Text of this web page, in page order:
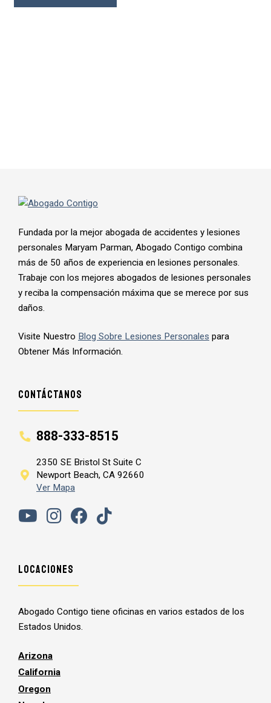
888-333-8515
Fundada por la mejor abogada de accidentes y lesiones
personales Maryam Parman, Abogado Contigo combina
más de 50 años de experiencia en lesiones personales.
Trabaje con los mejores abogados de lesiones personales
y reciba la compensación máxima que se merece por sus
daños.
Visite Nuestro Blog Sobre Lesiones Personales para
Obtener Más Información.
Contáctanos
888-333-8515
2350 SE Bristol St Suite C
Newport Beach, CA 92660
Ver Mapa
Locaciones
Abogado Contigo tiene oficinas en varios estados de los
Estados Unidos.
Arizona
California
Oregon